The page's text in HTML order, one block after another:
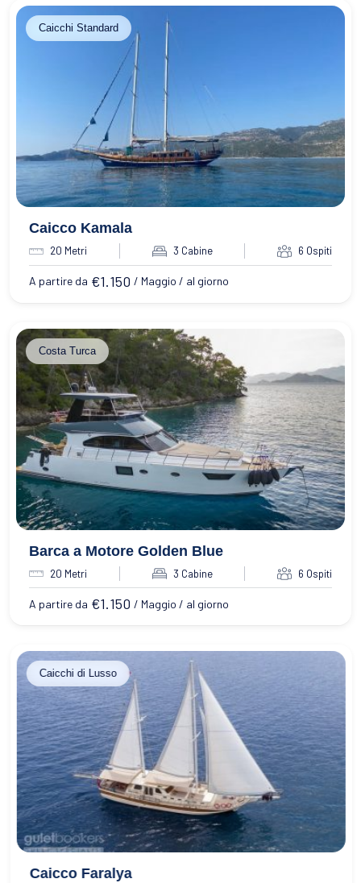
Caicchi Standard
Caicco Kamala
20 Metri 3 Cabine 6 Ospiti
A partire da €1.150 / Maggio / al giorno
Costa Turca
Barca a Motore Golden Blue
20 Metri 3 Cabine 6 Ospiti
A partire da €1.150 / Maggio / al giorno
Caicchi di Lusso
Caicco Faralya